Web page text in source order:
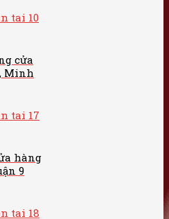
cửa
Minh
hàng
9